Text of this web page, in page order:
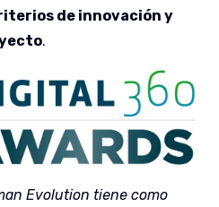
de innovación y
.
Evolution tiene como